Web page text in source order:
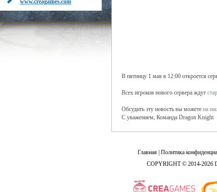
www.creagames.com
В пятницу 1 мая в 12:00 откроется
Всех игроков нового сервера ждут
Обсудить эту новость вы можете на
С уважением, Команда Dragon Knight
Главная Политика
COPYRIGHT © 2014-2026